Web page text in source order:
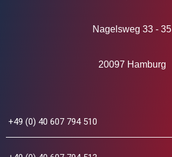
Nagelsweg 33 - 35
20097 Hamburg
+49 (0) 40 607 794 510